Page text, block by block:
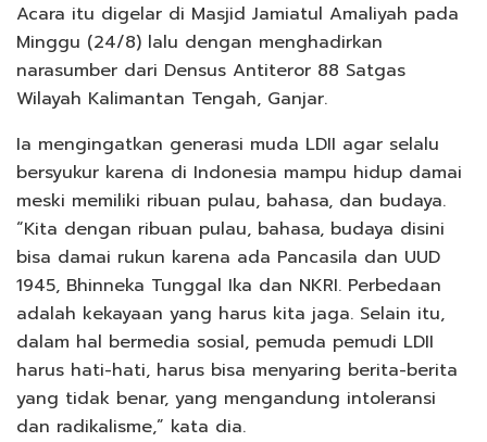
Acara itu digelar di Masjid Jamiatul Amaliyah pada
Minggu (24/8) lalu dengan menghadirkan
narasumber dari Densus Antiteror 88 Satgas
Wilayah Kalimantan Tengah, Ganjar.
Ia mengingatkan generasi muda LDII agar selalu
bersyukur karena di Indonesia mampu hidup damai
meski memiliki ribuan pulau, bahasa, dan budaya.
“Kita dengan ribuan pulau, bahasa, budaya disini
bisa damai rukun karena ada Pancasila dan UUD
1945, Bhinneka Tunggal Ika dan NKRI. Perbedaan
adalah kekayaan yang harus kita jaga. Selain itu,
dalam hal bermedia sosial, pemuda pemudi LDII
harus hati-hati, harus bisa menyaring berita-berita
yang tidak benar, yang mengandung intoleransi
dan radikalisme,” kata dia.